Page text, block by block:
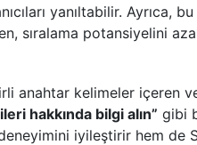
yanıltabilir. Ayrıca,
sıralama potansiyelini
anahtar kelimeler içeren
hakkında bilgi alın” gibi
iyileştirir hem de